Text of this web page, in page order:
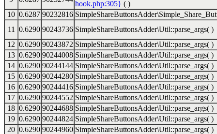
hook.php:305} ( )
10 0.6287 90232816
11
0.6290 90243736 SimpleShareButtonsAdder\Util::parse_args( )
12 0.6290 90243872 SimpleShareButtonsAdder\Util::parse_args( )
13 0.6290 90244008 SimpleShareButtonsAdder\Util::parse_args( )
14 0.6290 90244144 SimpleShareButtonsAdder\Util::parse_args( )
15 0.6290 90244280 SimpleShareButtonsAdder\Util::parse_args( )
16 0.6290 90244416 SimpleShareButtonsAdder\Util::parse_args( )
17 0.6290 90244552 SimpleShareButtonsAdder\Util::parse_args( )
18 0.6290 90244688 SimpleShareButtonsAdder\Util::parse_args( )
19 0.6290 90244824 SimpleShareButtonsAdder\Util::parse_args( )
20 0.6290 90244960 SimpleShareButtonsAdder\Util::parse_args( )